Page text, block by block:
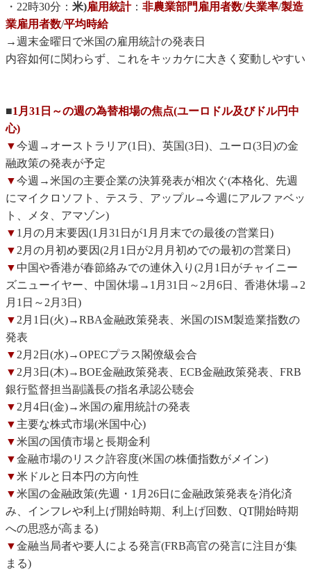
・22時30分： 米)雇用統計： 非農業部門雇用者数/失業率/製造
業雇用者数/平均時給
→週末金曜日で米国の雇用統計の発表日
内容如何に関わらず、これをキッカケに大きく変動しやすい
■1月31日～の週の為替相場の焦点(ユーロドル及びドル円中
心)
▼今週→オーストラリア(1日)、英国(3日)、ユーロ(3日)の金
融政策の発表が予定
▼今週→米国の主要企業の決算発表が相次ぐ(本格化、先週
にマイクロソフト、テスラ、アップル→今週にアルファベッ
ト、メタ、アマゾン)
▼ 1月の月末要因(1月31日が1月月末での最後の営業日)
▼2月の月初め要因(2月1日が2月月初めでの最初の営業日)
▼ 中国や香港が春節絡みでの連休入り(2月1日がチャイニー
ズニューイヤー、中国休場→1月31日～2月6日、香港休場→2
月1日～2月3日)
▼2月1日(火)→RBA金融政策発表、米国のISM製造業指数の
発表
▼2月2日(水)→OPECプラス閣僚級会合
▼2月3日(木)→BOE金融政策発表、ECB金融政策発表、FRB
銀行監督担当副議長の指名承認公聴会
▼2月4日(金)→米国の雇用統計の発表
▼ 主要な株式市場(米国中心)
▼米国の国債市場と長期金利
▼金融市場のリスク許容度(米国の株価指数がメイン)
▼米ドルと日本円の方向性
▼米国の金融政策(先週・1月26日に金融政策発表を消化済
み、インフレや利上げ開始時期、利上げ回数、QT開始時期
への思惑が高まる)
▼金融当局者や要人による発言(FRB高官の発言に注目が集
まる)